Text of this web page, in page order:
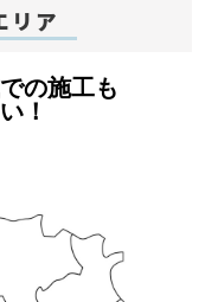
リア
の施工も
！